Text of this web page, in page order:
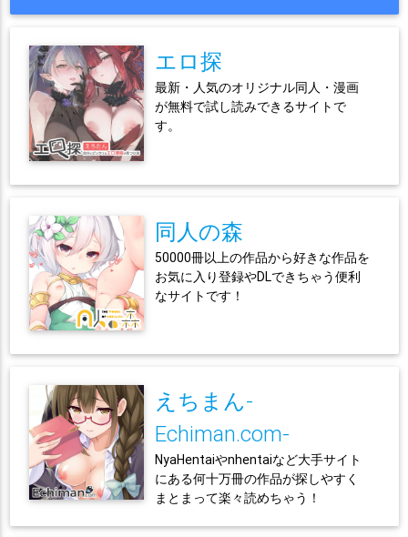
エロ探
最新・人気のオリジナル同人・漫画
が無料で試し読みできるサイトで
す。
同人の森
50000冊以上の作品から好きな作品を
お気に入り登録やDLできちゃう便利
なサイトです！
えちまん-
Echiman.com-
NyaHentaiやnhentaiなど大手サイト
にある何十万冊の作品が探しやすく
まとまって楽々読めちゃう！